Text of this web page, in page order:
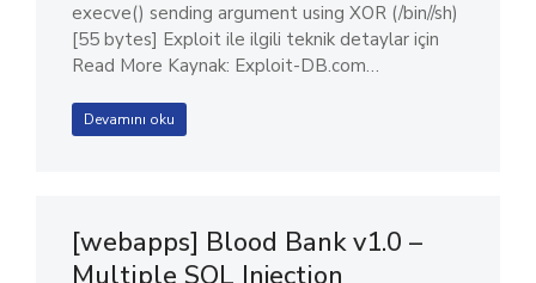
execve() sending argument using XOR (/bin//sh)
[55 bytes] Exploit ile ilgili teknik detaylar için
Read More Kaynak: Exploit-DB.com…
Devamını oku
[webapps] Blood Bank v1.0 –
Multiple SQL Injection